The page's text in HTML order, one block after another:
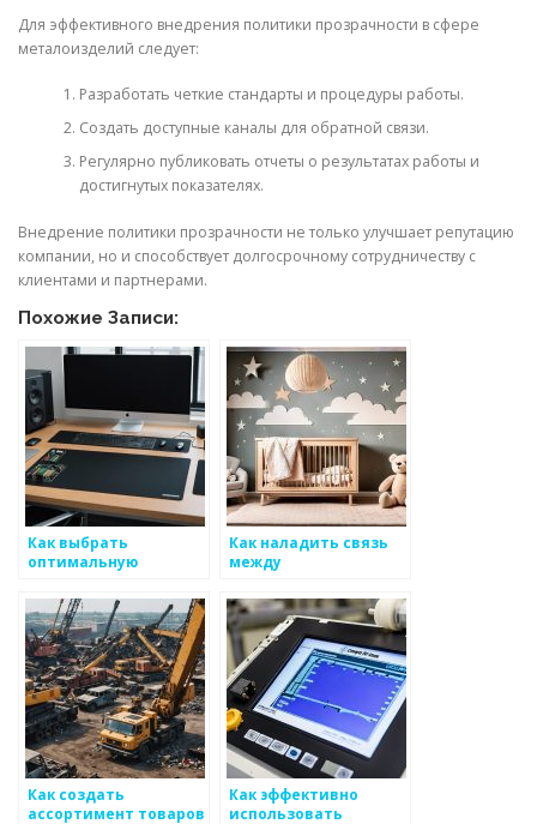
Для эффективного внедрения политики прозрачности в сфере
металоизделий следует:
Разработать четкие стандарты и процедуры работы.
Создать доступные каналы для обратной связи.
Регулярно публиковать отчеты о результатах работы и
достигнутых показателях.
Внедрение политики прозрачности не только улучшает репутацию
компании, но и способствует долгосрочному сотрудничеству с
клиентами и партнерами.
Похожие Записи:
Как выбрать
оптимальную
снабжения клиентов
по металоизделиям
Как наладить связь
между
чтобы улучшить
качество услуг в
металоизделиях
Как создать
ассортимент товаров
Как эффективно
использовать